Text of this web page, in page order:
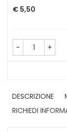
€ 5,50
- +
DESCRIZIONE
RICHIEDI